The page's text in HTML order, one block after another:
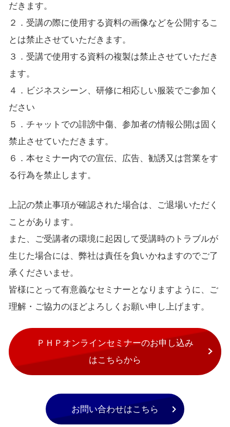
だきます。
２．受講の際に使用する資料の画像などを公開するこ
とは禁止させていただきます。
３．受講で使用する資料の複製は禁止させていただき
ます。
４．ビジネスシーン、研修に相応しい服装でご参加く
ださい
５．チャットでの誹謗中傷、参加者の情報公開は固く
禁止させていただきます。
６．本セミナー内での宣伝、広告、勧誘又は営業をす
る行為を禁止します。
上記の禁止事項が確認された場合は、ご退場いただく
ことがあります。
また、ご受講者の環境に起因して受講時のトラブルが
生じた場合には、弊社は責任を負いかねますのでご了
承くださいませ。
皆様にとって有意義なセミナーとなりますように、ご
理解・ご協力のほどよろしくお願い申し上げます。
ＰＨＰオンラインセミナーのお申し込み
はこちらから
お問い合わせはこちら